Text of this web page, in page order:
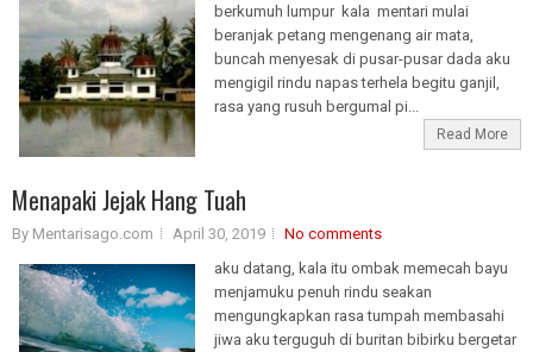
berkumuh lumpur kala mentari mulai
beranjak petang mengenang air mata,
buncah menyesak di pusar-pusar dada aku
mengigil rindu napas terhela begitu ganjil,
rasa yang rusuh bergumal pi...
Read More
Menapaki Jejak Hang Tuah
By Mentarisago.com April 30, 2019
No comments
aku datang, kala itu ombak memecah bayu
menjamuku penuh rindu seakan
mengungkapkan rasa tumpah membasahi
jiwa aku terguguh di buritan bibirku bergetar